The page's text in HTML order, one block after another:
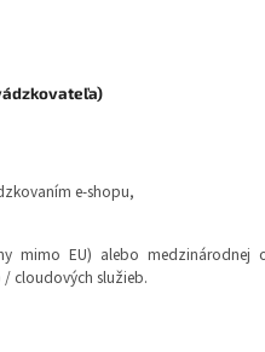
e-shopu,
mimo EU) alebo medzinárodnej
cloudových služieb.